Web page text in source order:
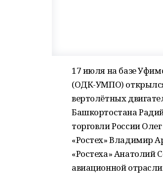
17 июля на базе
(ОДК-УМПО) открылся
вертолётных
Башкортостана
торговли России
«Ростех» Владимир
«Ростеха» Анатолий
авиационной